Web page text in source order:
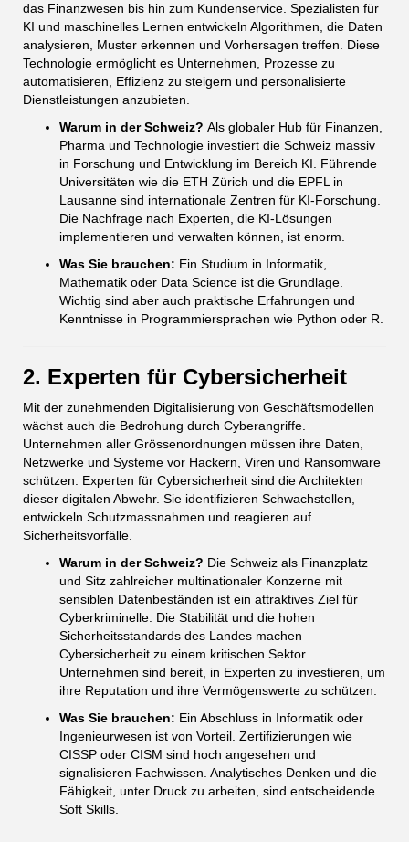
das Finanzwesen bis hin zum Kundenservice. Spezialisten für
KI und maschinelles Lernen entwickeln Algorithmen, die Daten
analysieren, Muster erkennen und Vorhersagen treffen. Diese
Technologie ermöglicht es Unternehmen, Prozesse zu
automatisieren, Effizienz zu steigern und personalisierte
Dienstleistungen anzubieten.
Warum in der Schweiz? Als globaler Hub für Finanzen,
Pharma und Technologie investiert die Schweiz massiv
in Forschung und Entwicklung im Bereich KI. Führende
Universitäten wie die ETH Zürich und die EPFL in
Lausanne sind internationale Zentren für KI-Forschung.
Die Nachfrage nach Experten, die KI-Lösungen
implementieren und verwalten können, ist enorm.
Was Sie brauchen: Ein Studium in Informatik,
Mathematik oder Data Science ist die Grundlage.
Wichtig sind aber auch praktische Erfahrungen und
Kenntnisse in Programmiersprachen wie Python oder R.
2. Experten für Cybersicherheit
Mit der zunehmenden Digitalisierung von Geschäftsmodellen
wächst auch die Bedrohung durch Cyberangriffe.
Unternehmen aller Grössenordnungen müssen ihre Daten,
Netzwerke und Systeme vor Hackern, Viren und Ransomware
schützen. Experten für Cybersicherheit sind die Architekten
dieser digitalen Abwehr. Sie identifizieren Schwachstellen,
entwickeln Schutzmassnahmen und reagieren auf
Sicherheitsvorfälle.
Warum in der Schweiz? Die Schweiz als Finanzplatz
und Sitz zahlreicher multinationaler Konzerne mit
sensiblen Datenbeständen ist ein attraktives Ziel für
Cyberkriminelle. Die Stabilität und die hohen
Sicherheitsstandards des Landes machen
Cybersicherheit zu einem kritischen Sektor.
Unternehmen sind bereit, in Experten zu investieren, um
ihre Reputation und ihre Vermögenswerte zu schützen.
Was Sie brauchen: Ein Abschluss in Informatik oder
Ingenieurwesen ist von Vorteil. Zertifizierungen wie
CISSP oder CISM sind hoch angesehen und
signalisieren Fachwissen. Analytisches Denken und die
Fähigkeit, unter Druck zu arbeiten, sind entscheidende
Soft Skills.